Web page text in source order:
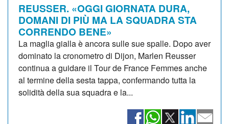
REUSSER. «OGGI GIORNATA DURA,
DOMANI DI PIÙ MA LA SQUADRA STA
CORRENDO BENE»
La maglia gialla è ancora sulle sue spalle. Dopo aver
dominato la cronometro di Dijon, Marlen Reusser
continua a guidare il Tour de France Femmes anche
al termine della sesta tappa, confermando tutta la
solidità della sua squadra e la...